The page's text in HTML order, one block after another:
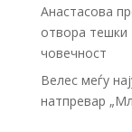
Анастасова
отвора тешки
човечност
Велес меѓу
натпревар